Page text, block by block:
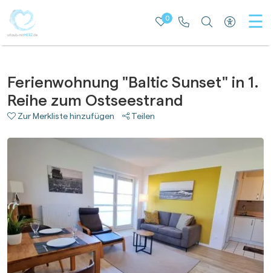
0
MerklisteRufen Sie uns an
NachZur☰
Ferienwohnung "Baltic Sunset" in 1.
Reihe zum Ostseestrand
Zur Merkliste hinzufügen Teilen